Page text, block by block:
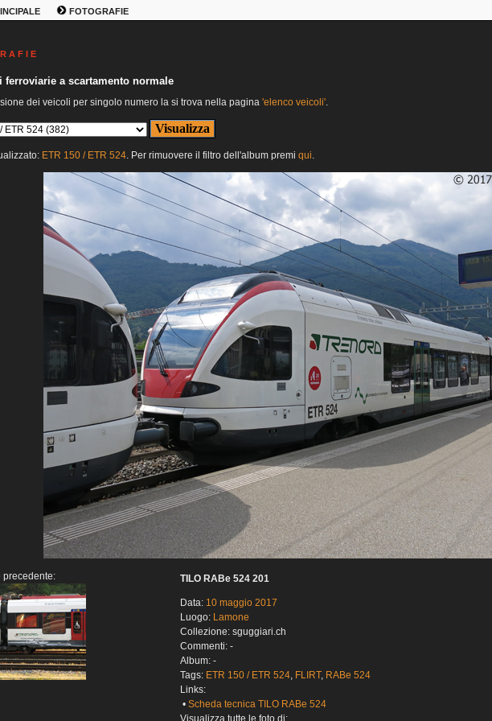
FOTOGRAFIE
A F I E
ferroviarie a scartamento normale
dei veicoli per singolo numero la si trova nella pagina 'elenco veicoli'.
ETR 150 / ETR 524. Per rimuovere il filtro dell'album premi qui.
precedente: TILO RABe 524 201
Data: 10 maggio 2017
Luogo: Lamone
Collezione: sguggiari.ch
Commenti: -
Album: -
Tags: ETR 150 / ETR 524, FLIRT, RABe 524
Links:
• Scheda tecnica TILO RABe 524